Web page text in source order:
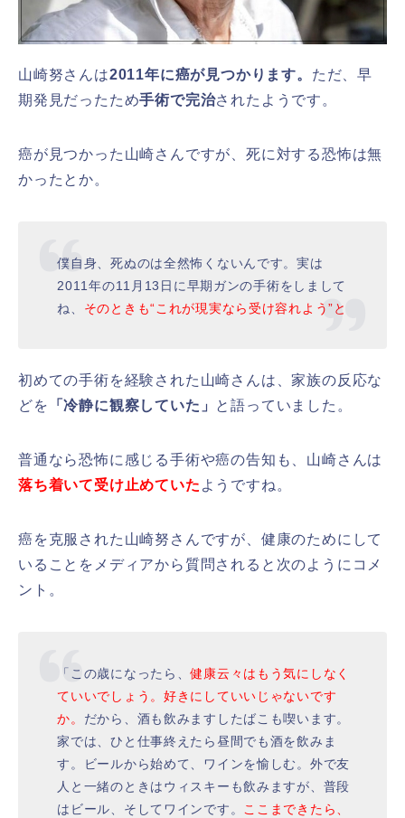
山崎努さんは2011年に癌が見つかります。 ただ、早
期発見だったため手術で完治されたようです。
癌が見つかった山崎さんですが、死に対する恐怖は無
かったとか。
僕自身、死ぬのは全然怖くないんです。実は
2011年の11月13日に早期ガンの手術をしまして
ね、 そのときも“これが現実なら受け容れよう”と
初めての手術を経験された山崎さんは、家族の反応な
どを 「冷静に観察していた」 と語っていました。
普通なら恐怖に感じる手術や癌の告知も、山崎さんは
落ち着いて受け止めていた ようですね。
癌を克服された山崎努さんですが、健康のためにして
いることをメディアから質問されると次のようにコメ
ント。
「この歳になったら、健康云々はもう気にしなく
ていいでしょう。好きにしていいじゃないです
か。 だから、酒も飲みますしたばこも喫います。
家では、ひと仕事終えたら昼間でも酒を飲みま
す。ビールから始めて、ワインを愉しむ。外で友
人と一緒のときはウィスキーも飲みますが、普段
はビール、そしてワインです。
ここまできたら、